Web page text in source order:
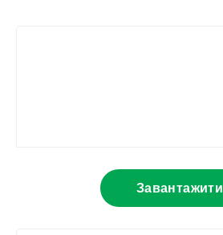
Завантажити